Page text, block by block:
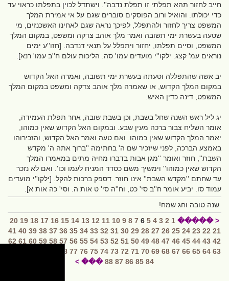
חייב לחזור תהא תפלתי זו תפלת נדבה''. וישתדל לכוין בתפלתו כראוי עד
כדי יכולתו. והואיל ורוב הפוסקים סוברים שגם על אי אמירת המלך
המשפט צריך לחזור ולהתפלל, לפיכך נראה שגם לאחינו האשכנזים, מי
שטעה בעשרת ימי תשובה ואמר מלך אוהב צדקה ומשפט, במקום המלך
המשפט, וסיים תפלתו, יחזור ויתפלל על תנאי דנדבה. [חזו''ע ימים
נוראים עמ' קצג. ילקו''י מועדים עמו' סה. הליכות עולם ח''ב עמו' רנא].
יב אשה שהתפללה וטעתה בעשרת ימי תשובה, ואמרה האל הקדוש
במקום המלך הקדוש, או שאמרה מלך אוהב צדקה ומשפט במקום המלך
המשפט, דינה כדין האיש.
יג ליל ראש השנה שחל בשבת, וכן בשבת שובה, אחר תפלת העמידה,
אומר השליח צבור ברכה מעין שבע. ובמקום האל הקדוש שאין כמוהו,
יאמר המלך הקדוש שאין כמוהו. ואם טעה ואמר האל הקדוש, והזכירוהו
באמצע הברכה, לפני שיזכיר שם ה' בחתימה ''ברוך אתה ה' מקדש
השבת'', חוזר ואומר ''מגן אבות בדברו מחיה מתים במאמרו המלך
הקדוש שאין כמוהו'' וימשיך משם כסדר המניח לעמו וכו'. ואם לא נזכר
עד שחתם ''מקדש השבת'' אינו חוזר. דספק ברכות להקל. [ילקו''י מועדים
עמוד סו. יביע אומר ח''ב סי' כט, וח''ה סי' ט אות ה. וסי' כה אות א].
שנה טובה וחג שמח!
< �����
1
2
3
4
5
6
7
8
9
10
11
12
13
14
15
16
17
18
19
20
21
22
23
24
25
26
27
28
29
30
31
32
33
34
35
36
37
38
39
40
41
42
43
44
45
46
47
48
49
50
51
52
53
54
55
56
57
58
59
60
61
62
63
64
65
66
67
68
69
70
71
72
73
74
75
76
77
78
84
85
86
87
88
��� >